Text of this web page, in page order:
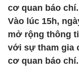
cơ quan báo chí.
Vào lúc 15h,
mở rộng thông
với sự tham gia
cơ quan báo chí.